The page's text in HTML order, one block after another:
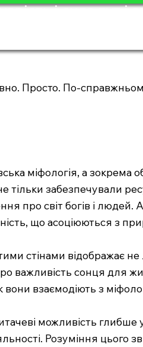
і сила тут і
Просто. По-
міфологія, а
тільки забезпечували
про світ богів і людей.
що асоціюються з
стінами відображає
важливість сонця для
взаємодіють з
можливість
Розуміння цього